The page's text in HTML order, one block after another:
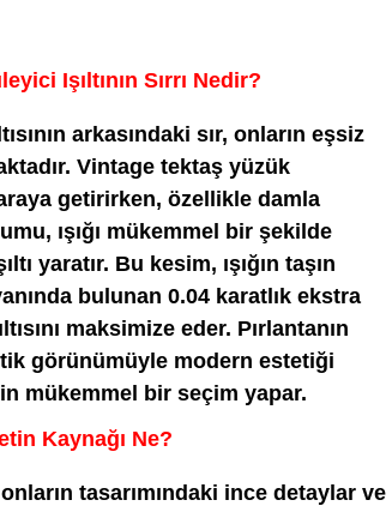
Işıltının Sırrı Nedir?
arkasındaki sır, onların eşsiz
Vintage tektaş yüzük
getirirken, özellikle damla
ışığı mükemmel bir şekilde
yaratır. Bu kesim, ışığın taşın
bulunan 0.04 karatlık ekstra
maksimize eder. Pırlantanın
görünümüyle modern estetiği
mükemmel bir seçim yapar.
Kaynağı Ne?
tasarımındaki ince detaylar ve